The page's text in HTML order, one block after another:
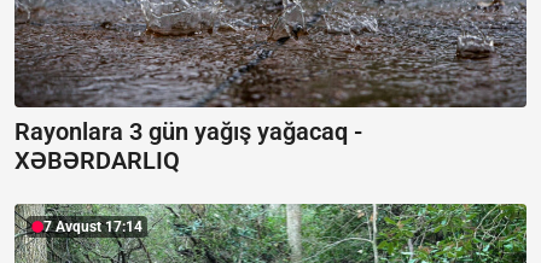
Rayonlara 3 gün yağış yağacaq -
XƏBƏRDARLIQ
7 Avqust 17:14